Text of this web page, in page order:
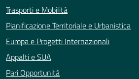
Trasporti e Mobilità
Pianificazione Territoriale e Urbanistica
Europa e Progetti Internazionali
Appalti e SUA
Pari Opportunità